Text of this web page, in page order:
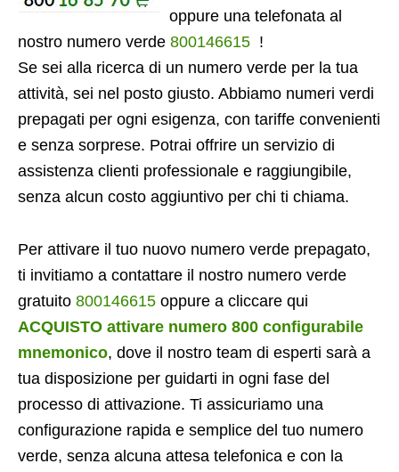
oppure una telefonata al
nostro numero verde 800146615 !
Se sei alla ricerca di un numero verde per la tua
attività, sei nel posto giusto. Abbiamo numeri verdi
prepagati per ogni esigenza, con tariffe convenienti
e senza sorprese. Potrai offrire un servizio di
assistenza clienti professionale e raggiungibile,
senza alcun costo aggiuntivo per chi ti chiama.
Per attivare il tuo nuovo numero verde prepagato,
ti invitiamo a contattare il nostro numero verde
gratuito 800146615 oppure a cliccare qui
ACQUISTO attivare numero 800 configurabile
mnemonico, dove il nostro team di esperti sarà a
tua disposizione per guidarti in ogni fase del
processo di attivazione. Ti assicuriamo una
configurazione rapida e semplice del tuo numero
verde, senza alcuna attesa telefonica e con la